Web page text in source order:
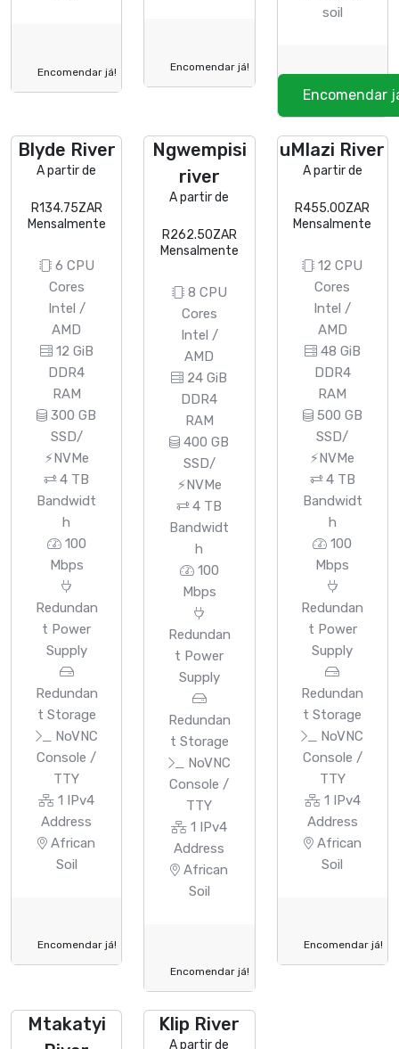
Encomendar já! Encomendar já!
soil
Encomendar
Blyde River
A partir de
R134.75ZAR
Mensalmente
6 CPU
Cores
Intel /
AMD
12 GiB
DDR4
RAM
300 GB
SSD/
⚡NVMe
4 TB
Bandwidt
h
100
Mbps
Redundan
t Power
Supply
Redundan
t Storage
NoVNC
Console /
TTY
1 IPv4
Address
African
Soil
Encomendar já!
Ngwempisi
river
A partir de
R262.50ZAR
Mensalmente
8 CPU
Cores
Intel /
AMD
24 GiB
DDR4
RAM
400 GB
SSD/
⚡NVMe
4 TB
Bandwidt
h
100
Mbps
Redundan
t Power
Supply
Redundan
t Storage
NoVNC
Console /
TTY
1 IPv4
Address
African
Soil
Encomendar já!
uMlazi River
A partir de
R455.00ZAR
Mensalmente
12 CPU
Cores
Intel /
AMD
48 GiB
DDR4
RAM
500 GB
SSD/
⚡NVMe
4 TB
Bandwidt
h
100
Mbps
Redundan
t Power
Supply
Redundan
t Storage
NoVNC
Console /
TTY
1 IPv4
Address
African
Soil
Encomendar já!
Mtakatyi
Klip River
A partir de